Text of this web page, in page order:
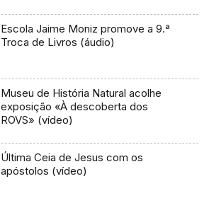
Escola Jaime Moniz promove a 9.ª
Troca de Livros (áudio)
Museu de História Natural acolhe
exposição «À descoberta dos
ROVS» (vídeo)
Última Ceia de Jesus com os
apóstolos (vídeo)